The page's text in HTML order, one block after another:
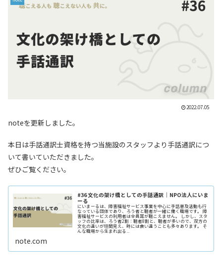
2022.07.05
noteを更新しました。
本日は手話通訳士資格を持つ当施設のスタッフより手話通訳につ
いて書いていただきました。
ぜひご覧ください。
#36 文化の架け橋としての手話通訳｜NPO法人にいま
ーる
にいまーるは、障害福祉サービス事業を中心に手話普及活動も行
なっている団体であり、ろう者と聴者が一緒に働く職場です。 障
害福祉サービスの利用者は全員耳が聴こえません。 しかし、スタ
ッフの比率は、ろう者2割：聴者8割と、聴者が多いので、双方の
文化の違いが垣間見え、時には食い違うことも多々あります。 そ
んな職場から生まれ出る...
note.com